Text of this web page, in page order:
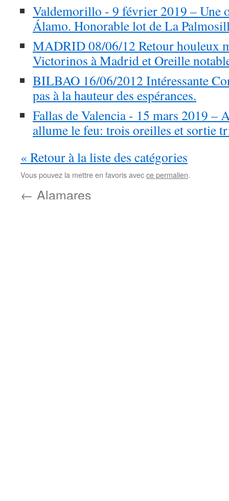
Valdemorillo - 9 février 2019 – Une
Álamo. Honorable lot de La
MADRID 08/06/12 Retour houleux
Victorinos à Madrid et Oreille
BILBAO 16/06/2012 Intéressante
pas à la hauteur des espérances.
Fallas de Valencia - 15 mars 2019 –
allume le feu: trois oreilles et sortie
« Retour à la liste des catégories
Vous pouvez la mettre en favoris avecce permalien.
← Alamares